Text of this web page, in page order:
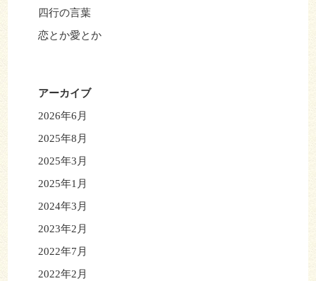
四行の言葉
恋とか愛とか
アーカイブ
2026年6月
2025年8月
2025年3月
2025年1月
2024年3月
2023年2月
2022年7月
2022年2月